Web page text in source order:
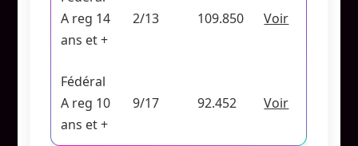
A reg 14
ans et +
2/13 109.850 Voir
Fédéral
A reg 10
ans et +
9/17 92.452 Voir